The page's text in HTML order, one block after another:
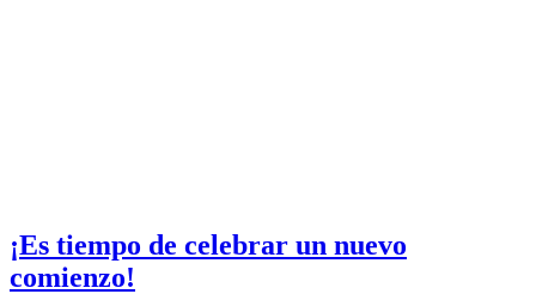
¡Es tiempo de celebrar un nuevo
comienzo!